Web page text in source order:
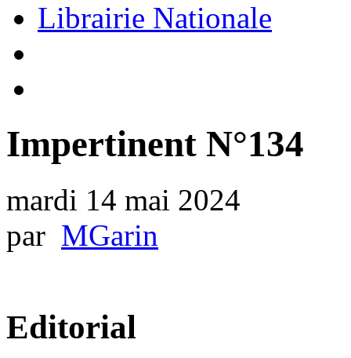
Librairie Nationale
Impertinent N°134
mardi 14 mai 2024
par MGarin
Editorial